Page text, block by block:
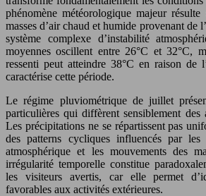
phénomène météorologique majeur
masses d’air chaud et humide provenant de
système complexe d’instabilité
moyennes oscillent entre 26°C et 32°C,
ressenti peut atteindre 38°C en raison de
caractérise cette période.
Le régime pluviométrique de juillet
particulières qui diffèrent sensiblement des
Les précipitations ne se répartissent pas
des patterns cycliques influencés par les
atmosphérique et les mouvements des
irrégularité temporelle constitue
les visiteurs avertis, car elle permet
favorables aux activités extérieures.